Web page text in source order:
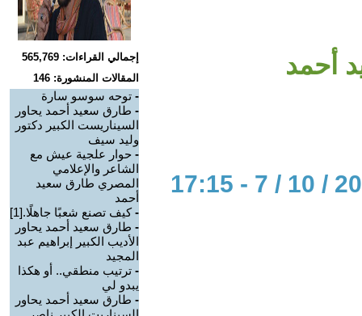
أحمد
إجمالي القراءات: 565,769
المقالات المنشورة: 146
- توحه سوسو سارة
- طارق سعيد أحمد يحاور
السيناريست الكبير دكتور
وليد سيف
- حوار علجية عيش مع
الشاعر والإعلامي
المصري طارق سعيد
أحمد
-كيف تصنع شعبًا جاهلًا.[1]
- طارق سعيد أحمد يحاور
الأديب الكبير إبراهيم عبد
المجيد
- ترتيب منطقي.. أو هكذا
يبدو لي
- طارق سعيد أحمد يحاور